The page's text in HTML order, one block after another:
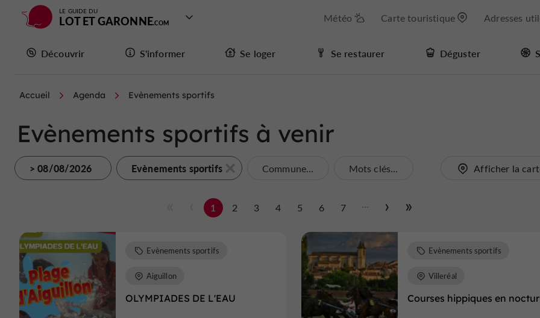
LE GUIDE DU
LOT ET GARONNE Météo Carte touristique Adresses
Découvrir S'informer Se loger Se restaurer Déguster
Accueil Agenda Evènements sportifs
Evènements sportifs à venir
> 08/08/2026 Evènements sportifs Commune... Mots clés... Afficher la
1 2 3 4 5 6 7 ...
OLYMPIADES DE L'EAU
Evènements sportifs
Aiguillon
Courses hippiques en
Evènements sportifs
Villeréal